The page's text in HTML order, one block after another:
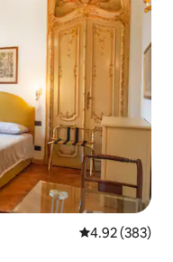
Calificación
4.92 (383)